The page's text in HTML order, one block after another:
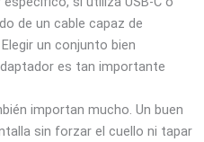
de un cable capaz de
un conjunto bien
es tan importante
importan mucho. Un buen
sin forzar el cuello ni tapar